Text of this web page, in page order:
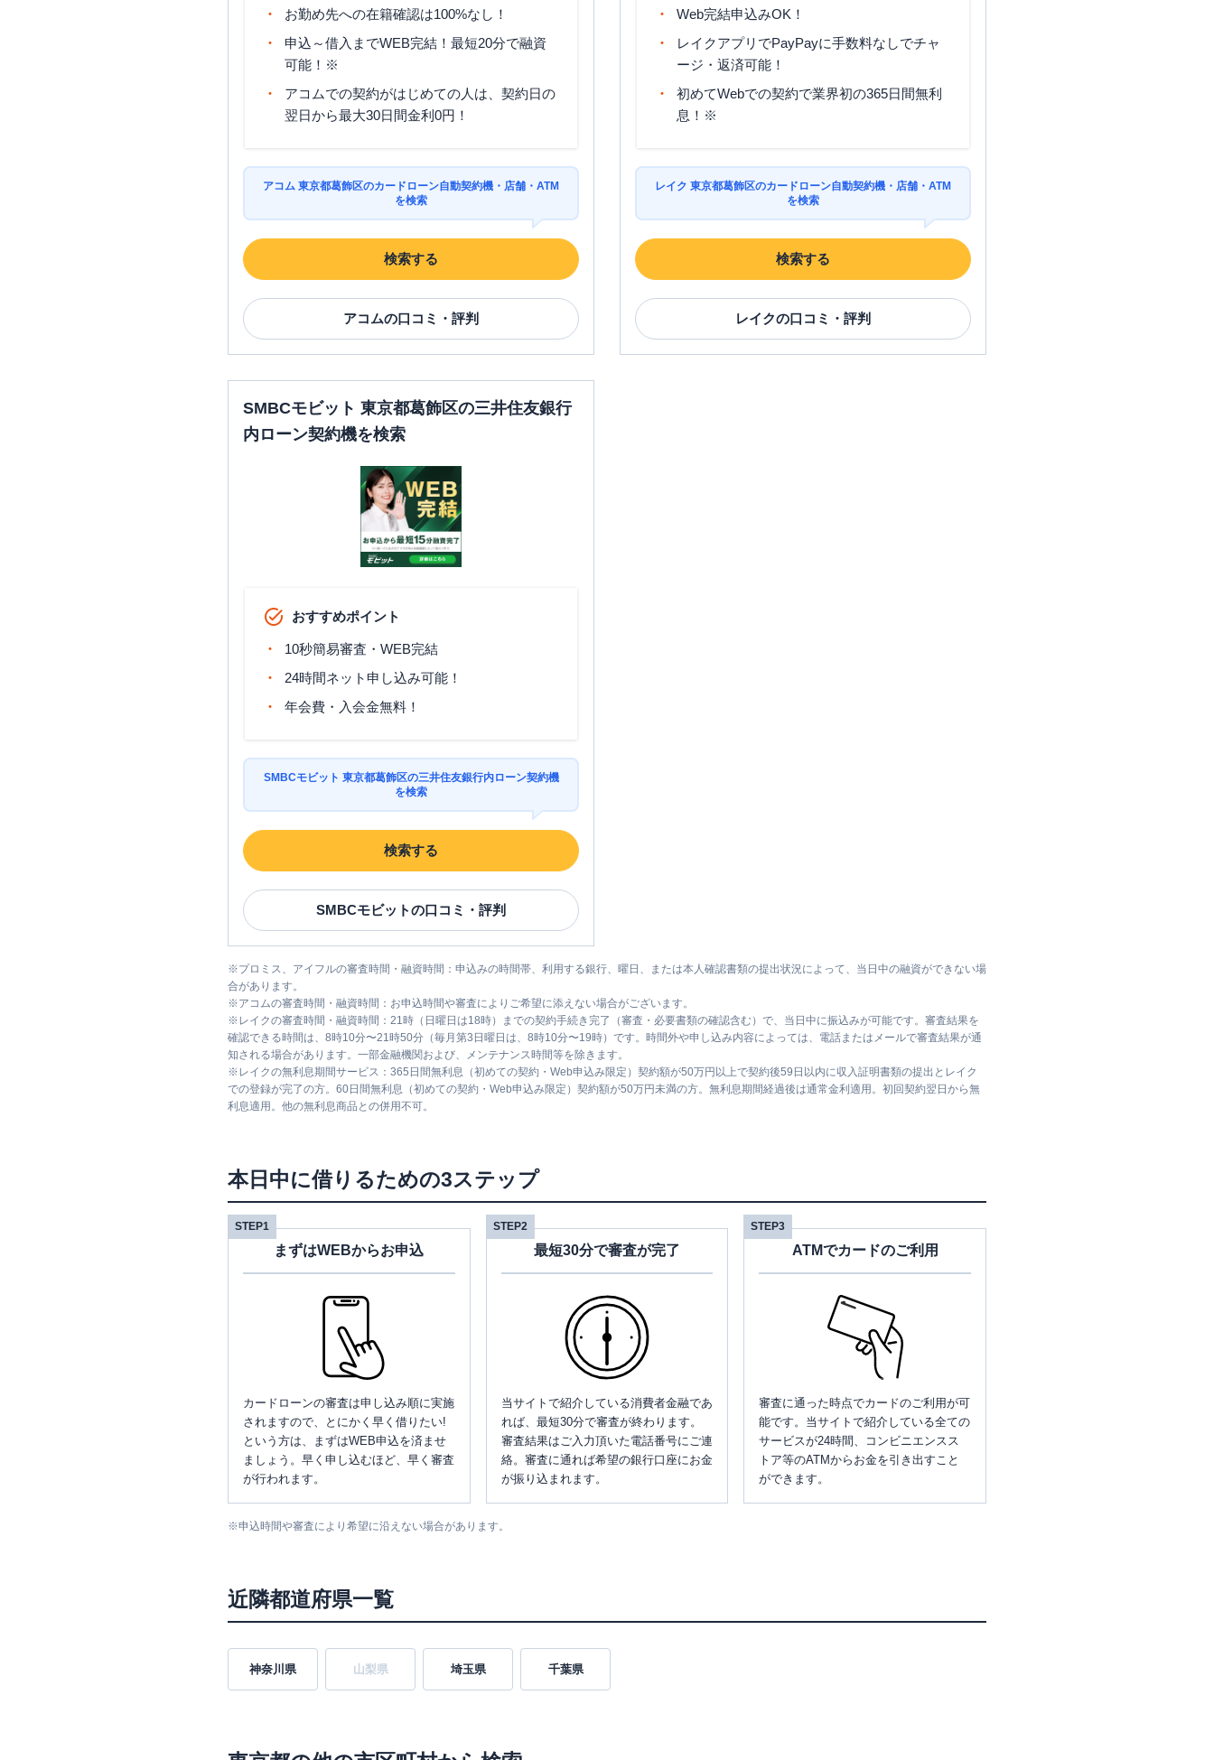
お勤め先への在籍確認は100%なし！
申込～借入までWEB完結！最短20分で融資
可能！※
アコムでの契約がはじめての人は、契約日の
翌日から最大30日間金利0円！
アコム 東京都葛飾区のカードローン自動契約機・店舗・ATM
を検索
検索する
アコムの口コミ・評判
Web完結申込みOK！
レイクアプリでPayPayに手数料なしでチャ
ージ・返済可能！
初めてWebでの契約で業界初の365日間無利
息！※
レイク 東京都葛飾区のカードローン自動契約機・店舗・ATM
を検索
検索する
レイクの口コミ・評判
SMBCモビット 東京都葛飾区の三井住友銀行
内ローン契約機を検索
おすすめポイント
10秒簡易審査・WEB完結
24時間ネット申し込み可能！
年会費・入会金無料！
SMBCモビット 東京都葛飾区の三井住友銀行内ローン契約機
を検索
検索する
SMBCモビットの口コミ・評判
※プロミス、アイフルの審査時間・融資時間：申込みの時間帯、利用する銀行、曜日、または本人確認書類の提出状況によって、当日中の融資ができない場
合があります。
※アコムの審査時間・融資時間：お申込時間や審査によりご希望に添えない場合がございます。
※ レイクの審査時間・融資時間：21時（日曜日は18時）までの契約手続き完了（審査・必要書類の確認含む）で、当日中に振込みが可能です。審査結果を
確認できる時間は、8時10分〜21時50分（毎月第3日曜日は、8時10分〜19時）です。時間外や申し込み内容によっては、電話またはメールで審査結果が通
知される場合があります。一部金融機関および、メンテナンス時間等を除きます。
※ レイクの無利息期間サービス：365日間無利息（初めての契約・Web申込み限定）契約額が50万円以上で契約後59日以内に収入証明書類の提出とレイク
での登録が完了の方。60日間無利息（初めての契約・Web申込み限定）契約額が50万円未満の方。無利息期間経過後は通常金利適用。初回契約翌日から無
利息適用。他の無利息商品との併用不可。
本日中に借りるための3ステップ
STEP1
まずはWEBからお申込
カードローンの審査は申し込み順に実施
されますので、とにかく早く借りたい!
という方は、まずはWEB申込を済ませ
ましょう。早く申し込むほど、早く審査
が行われます。
STEP2
最短30分で審査が完了
当サイトで紹介している消費者金融であ
れば、最短30分で審査が終わります。
審査結果はご入力頂いた電話番号にご連
絡。審査に通れば希望の銀行口座にお金
が振り込まれます。
STEP3
ATMでカードのご利用
審査に通った時点でカードのご利用が可
能です。当サイトで紹介している全ての
サービスが24時間、コンビニエンスス
トア等のATMからお金を引き出すこと
ができます。
※申込時間や審査により希望に沿えない場合があります。
近隣都道府県一覧
神奈川県 山梨県 埼玉県 千葉県